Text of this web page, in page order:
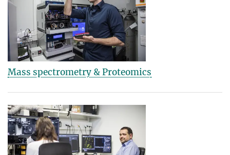
Mass spectrometry & Proteomics